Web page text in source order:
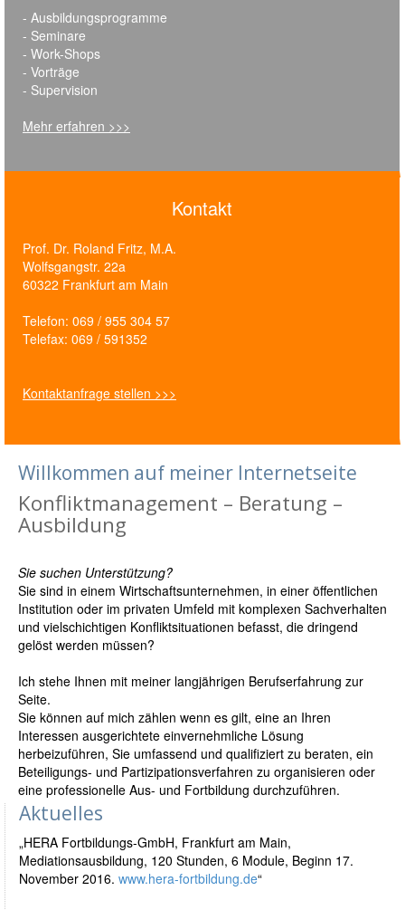
- Ausbildungsprogramme
- Seminare
- Work-Shops
- Vorträge
- Supervision
Mehr erfahren >>>
Kontakt
Prof. Dr. Roland Fritz, M.A.
Wolfsgangstr. 22a
60322 Frankfurt am Main
Telefon: 069 / 955 304 57
Telefax: 069 / 591352
Kontaktanfrage stellen >>>
Willkommen auf meiner Internetseite
Konfliktmanagement – Beratung –
Ausbildung
Sie suchen Unterstützung?
Sie sind in einem Wirtschaftsunternehmen, in einer öffentlichen
Institution oder im privaten Umfeld mit komplexen Sachverhalten
und vielschichtigen Konfliktsituationen befasst, die dringend
gelöst werden müssen?
Ich stehe Ihnen mit meiner langjährigen Berufserfahrung zur
Seite.
Sie können auf mich zählen wenn es gilt, eine an Ihren
Interessen ausgerichtete einvernehmliche Lösung
herbeizuführen, Sie umfassend und qualifiziert zu beraten, ein
Beteiligungs- und Partizipationsverfahren zu organisieren oder
eine professionelle Aus- und Fortbildung durchzuführen.
Aktuelles
„HERA Fortbildungs-GmbH, Frankfurt am Main,
Mediationsausbildung, 120 Stunden, 6 Module, Beginn 17.
November 2016. www.hera-fortbildung.de“